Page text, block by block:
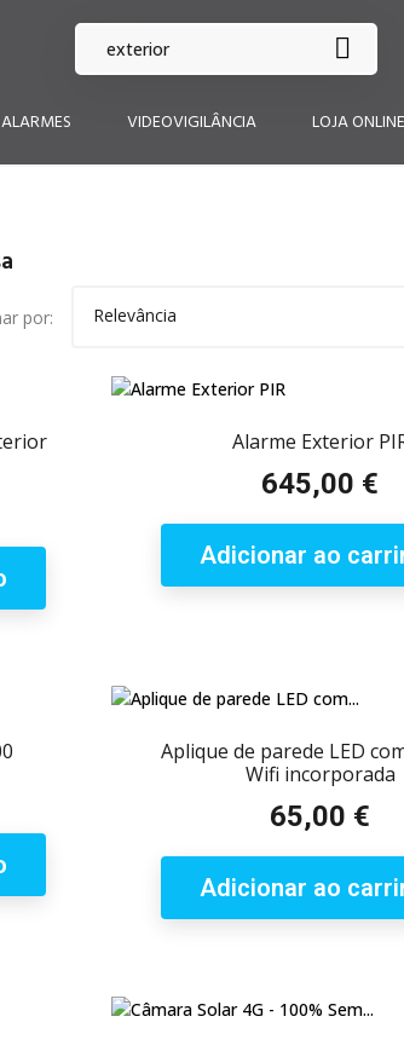

ALARMES VIDEOVIGILÂNCIA LOJA ONLINE
por: Relevância
Alarme Exterior
Preço
645,00 €
Adicionar ao
Aplique de parede LED
Wifi incorporada
Preço
65,00 €
Adicionar ao